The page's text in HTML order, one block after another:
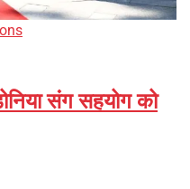
संग सहयोग को